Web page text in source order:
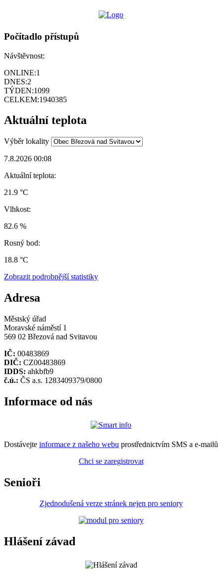
Počítadlo přístupů
Návštěvnost:
ONLINE:1
DNES:2
TÝDEN:1099
CELKEM:1940385
Aktuální teplota
Výběr lokality
7.8.2026 00:08
Aktuální teplota:
21.9 °C
Vlhkost:
82.6 %
Rosný bod:
18.8 °C
Zobrazit podrobnější statistiky
Adresa
Městský úřad
Moravské náměstí 1
569 02 Březová nad Svitavou
IČ: 00483869
DIČ: CZ00483869
IDDS: ahkbfb9
č.ú.: ČS a.s. 1283409379/0800
Informace od nás
Dostávejte informace z našeho webu prostřednictvím SMS a e-mailů
Chci se zaregistrovat
Senioři
Zjednodušená verze stránek nejen pro seniory
Hlášení závad